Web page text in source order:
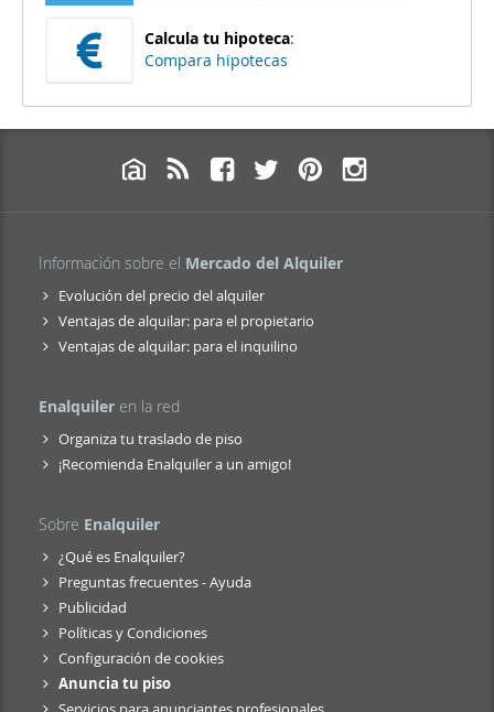
Calcula tu hipoteca:
Compara hipotecas
Información sobre el Mercado del Alquiler
Evolución del precio del alquiler
Ventajas de alquilar: para el propietario
Ventajas de alquilar: para el inquilino
Enalquiler en la red
Organiza tu traslado de piso
¡Recomienda Enalquiler a un amigo!
Sobre Enalquiler
¿Qué es Enalquiler?
Preguntas frecuentes - Ayuda
Publicidad
Políticas y Condiciones
Configuración de cookies
Anuncia tu piso